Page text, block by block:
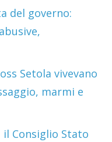
del governo:
Setola vivevano
marmi e
il Consiglio Stato